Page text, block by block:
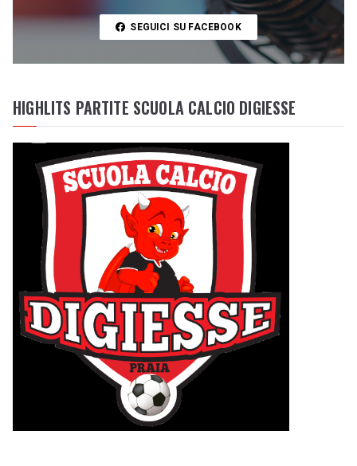
SEGUICI SU FACEBOOK
HIGHLITS PARTITE SCUOLA CALCIO DIGIESSE